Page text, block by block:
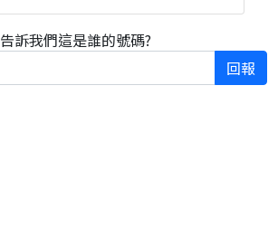
告訴我們這是誰的號碼?
回報